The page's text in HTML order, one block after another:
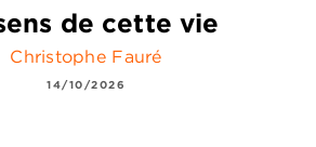
de cette vie
Christophe Fauré
14/10/2026